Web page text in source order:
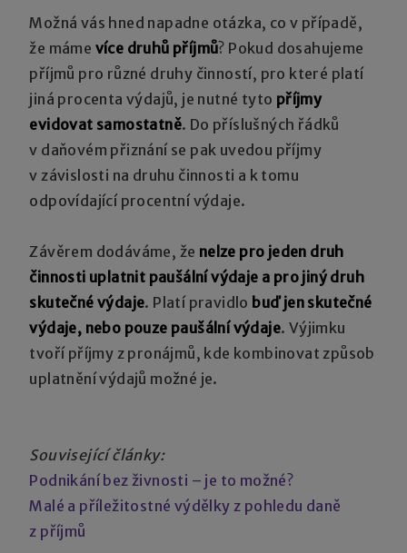
Možná vás hned napadne otázka, co v případě,
že máme více druhů příjmů? Pokud dosahujeme
příjmů pro různé druhy činností, pro které platí
jiná procenta výdajů, je nutné tyto příjmy
evidovat samostatně. Do příslušných řádků
v daňovém přiznání se pak uvedou příjmy
v závislosti na druhu činnosti a k tomu
odpovídající procentní výdaje.
Závěrem dodáváme, že nelze pro jeden druh
činnosti uplatnit paušální výdaje a pro jiný druh
skutečné výdaje. Platí pravidlo buď jen skutečné
výdaje, nebo pouze paušální výdaje. Výjimku
tvoří příjmy z pronájmů, kde kombinovat způsob
uplatnění výdajů možné je.
Související články:
Podnikání bez živnosti – je to možné?
Malé a příležitostné výdělky z pohledu daně
z příjmů